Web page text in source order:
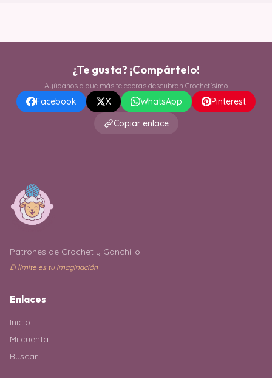
¿Te gusta? ¡Compártelo!
Ayúdanos a que más tejedoras descubran Crochetísimo
Facebook X WhatsApp
Pinterest
Copiar enlace
Patrones de Crochet y Ganchillo
El límite es tu imaginación
Enlaces
Inicio
Mi cuenta
Buscar